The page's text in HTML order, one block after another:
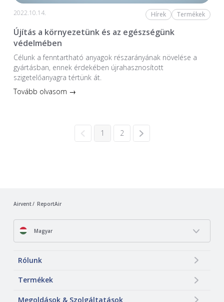
2022.10.14. Hírek Termékek
Újítás a környezetünk és az egészségünk
védelmében
Célunk a fenntartható anyagok részarányának növelése a
gyártásban, ennek érdekében újrahasznosított
szigetelőanyagra tértünk át.
Tovább olvasom →
1 2
Airvent ReportAir
Magyar
Rólunk
Termékek
Megoldások & Szolgáltatások